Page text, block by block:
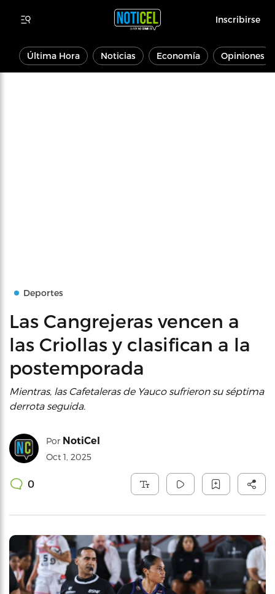
Inscribirse
Última Hora Noticias Economía Opiniones
Deportes
Las Cangrejeras vencen a
las Criollas y clasifican a la
postemporada
Mientras, las Cafetaleras de Yauco sufrieron su séptima
derrota seguida.
Por NotiCel
Oct 1, 2025
0